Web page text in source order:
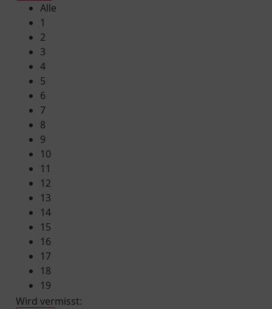
Alle
1
2
3
4
5
6
7
8
9
10
11
12
13
14
15
16
17
18
19
Wird vermisst: